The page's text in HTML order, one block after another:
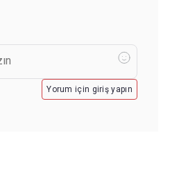
Yorum için giriş yapın